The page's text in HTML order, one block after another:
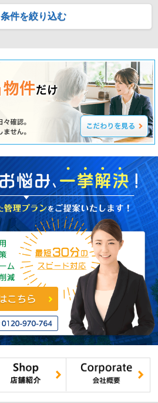
条件を絞り込む